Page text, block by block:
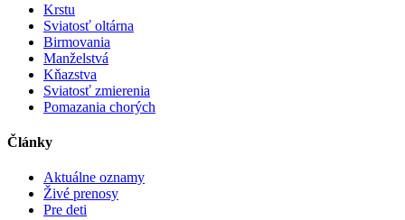
Krstu
Sviatosť oltárna
Birmovania
Manželstvá
Kňazstva
Sviatosť zmierenia
Pomazania chorých
Články
Aktuálne oznamy
Živé prenosy
Pre deti